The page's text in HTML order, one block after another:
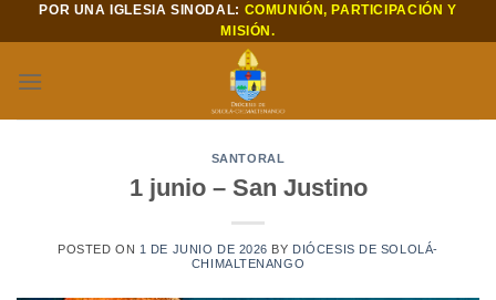
Saltar
al
POR UNA IGLESIA SINODAL: COMUNIÓN, PARTICIPACIÓN Y
MISIÓN.
SANTORAL
1 junio – San Justino
POSTED ON 1 DE JUNIO DE 2026 BY DIÓCESIS DE SOLOLÁ-
CHIMALTENANGO